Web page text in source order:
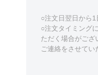
○注文日翌日から1
○注文タイミング
ただく場合がござ
ご連絡をさせてい